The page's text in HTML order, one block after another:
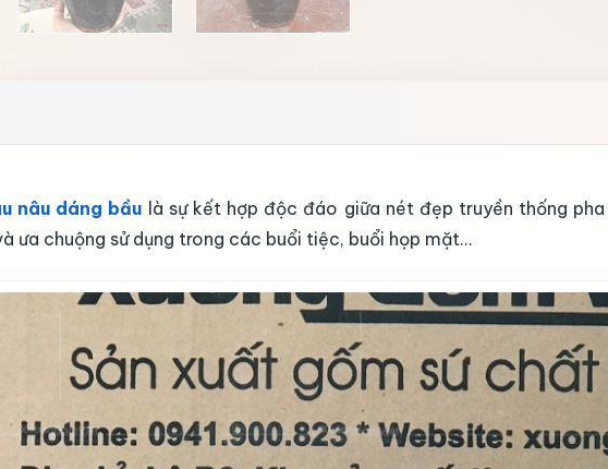
nâu dáng bầu là sự kết hợp độc đáo giữa nét đẹp truyền thống
ưa chuộng sử dụng trong các buổi tiệc, buổi họp mặt…